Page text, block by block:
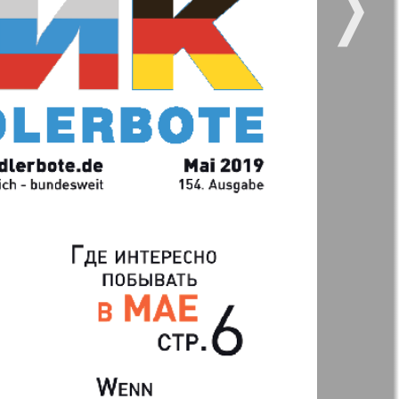
5
17
Zeitung Наше время
Panorama-mir
время